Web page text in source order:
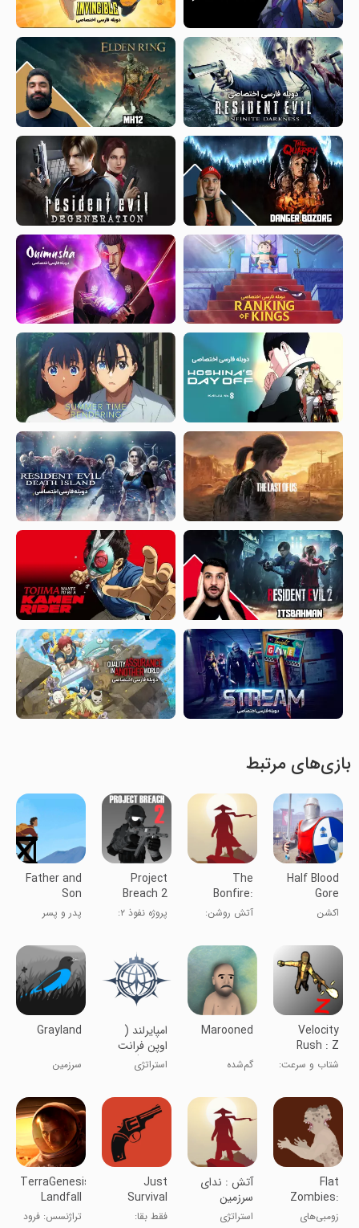
بازی‌های مرتبط
Half Blood
Gore
Combat
PvP
اکشن
The
Bonfire:
Forsaken
Lands
آتش روشن:
رهاشده
Project
Breach 2
CO-OP CQB
FPS
پروژه نفوذ ۲:
Father and
Son
پدر و پسر
Velocity
Rush : Z
شتاب و سرعت:
Marooned
گم‌شده
‏امپایرلند (
اوپن فرانت
موبایل)
استراتژی
Grayland
سرزمین
Flat
Zombies:
زومبی‌های
آتش : ندای
سرزمین
موعود
استراتژی
Just
Survival
Multiplayer
فقط بقا:
TerraGenesis:
Landfall
تراژنسس: فرود